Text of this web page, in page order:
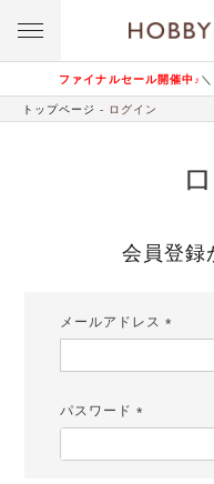
ファイナルセール開催中♪
トップページ ログイン
会員登録
メールアドレス
パスワード